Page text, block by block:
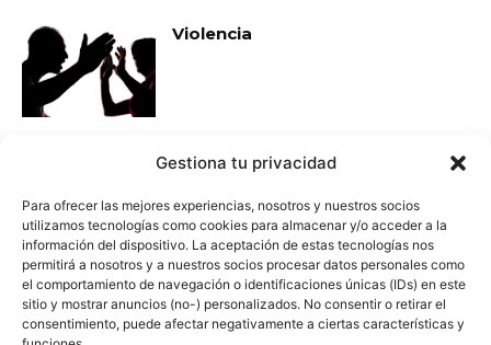
Gestiona tu privacidad
Para ofrecer las mejores experiencias, nosotros y nuestros socios
utilizamos tecnologías como cookies para almacenar y/o acceder a la
información del dispositivo. La aceptación de estas tecnologías nos
permitirá a nosotros y a nuestros socios procesar datos personales como
el comportamiento de navegación o identificaciones únicas (IDs) en este
sitio y mostrar anuncios (no-) personalizados. No consentir o retirar el
consentimiento, puede afectar negativamente a ciertas características y
Violencia
Vino
Qué son las vitaminas
(Resumen)